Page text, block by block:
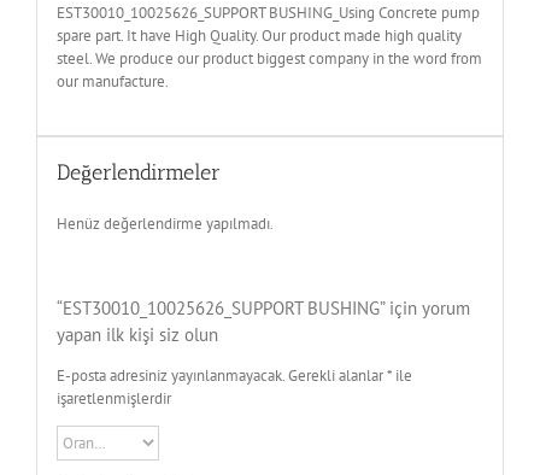
EST30010_10025626_SUPPORT BUSHING_Using Concrete pump
spare part. It have High Quality. Our product made high quality
steel. We produce our product biggest company in the word from
our manufacture.
Değerlendirmeler
Henüz değerlendirme yapılmadı.
“EST30010_10025626_SUPPORT BUSHING” için yorum
yapan ilk kişi siz olun
E-posta adresiniz yayınlanmayacak. Gerekli alanlar*ile
işaretlenmişlerdir